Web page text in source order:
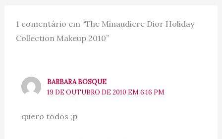
1 comentário em “The Minaudiere Dior Holiday
Collection Makeup 2010”
BARBARA BOSQUE
19 DE OUTUBRO DE 2010 EM 6:16 PM
quero todos ;p